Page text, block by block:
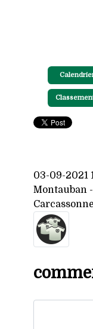
03-09-2021
Montauban -
Carcassonne